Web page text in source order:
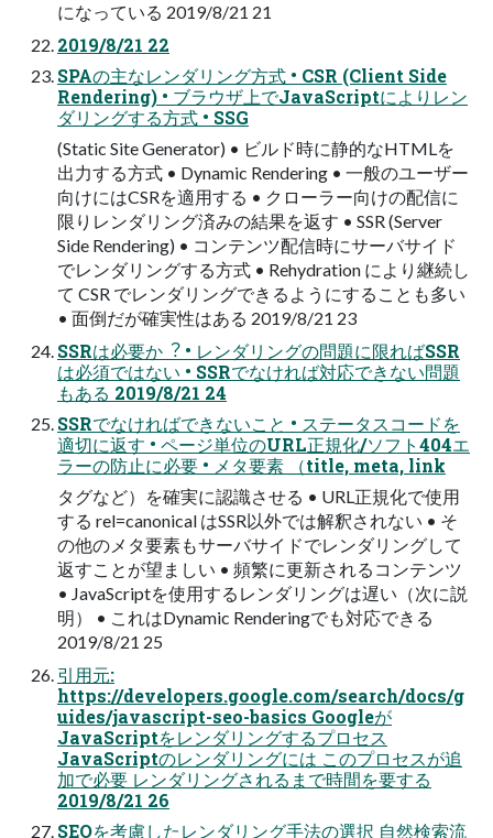
になっている 2019/8/21 21
2019/8/21 22
SPAの主なレンダリング⽅式 • CSR (Client Side
Rendering) • ブラウザ上でJavaScriptによりレン
ダリングする⽅式 • SSG
(Static Site Generator) • ビルド時に静的なHTMLを
出⼒する⽅式 • Dynamic Rendering • ⼀般のユーザー
向けにはCSRを適⽤する • クローラー向けの配信に
限りレンダリング済みの結果を返す • SSR (Server
Side Rendering) • コンテンツ配信時にサーバサイド
でレンダリングする⽅式 • Rehydration により継続し
て CSR でレンダリングできるようにすることも多い
• ⾯倒だが確実性はある 2019/8/21 23
SSRは必要か︖ • レンダリングの問題に限ればSSR
は必須ではない • SSRでなければ対応できない問題
もある 2019/8/21 24
SSRでなければできないこと • ステータスコードを
適切に返す • ページ単位のURL正規化/ソフト404エ
ラーの防⽌に必要 • メタ要素 （title, meta, link
タグなど）を確実に認識させる • URL正規化で使⽤
する rel=canonical はSSR以外では解釈されない • そ
の他のメタ要素もサーバサイドでレンダリングして
返すことが望ましい • 頻繁に更新されるコンテンツ
• JavaScriptを使⽤するレンダリングは遅い（次に説
明） • これはDynamic Renderingでも対応できる
2019/8/21 25
引⽤元:
https://developers.google.com/search/docs/g
uides/javascript-seo-basics Googleが
JavaScriptをレンダリングするプロセス
JavaScriptのレンダリングには このプロセスが追
加で必要 レンダリングされるまで時間を要する
2019/8/21 26
SEOを考慮したレンダリング⼿法の選択 ⾃然検索流